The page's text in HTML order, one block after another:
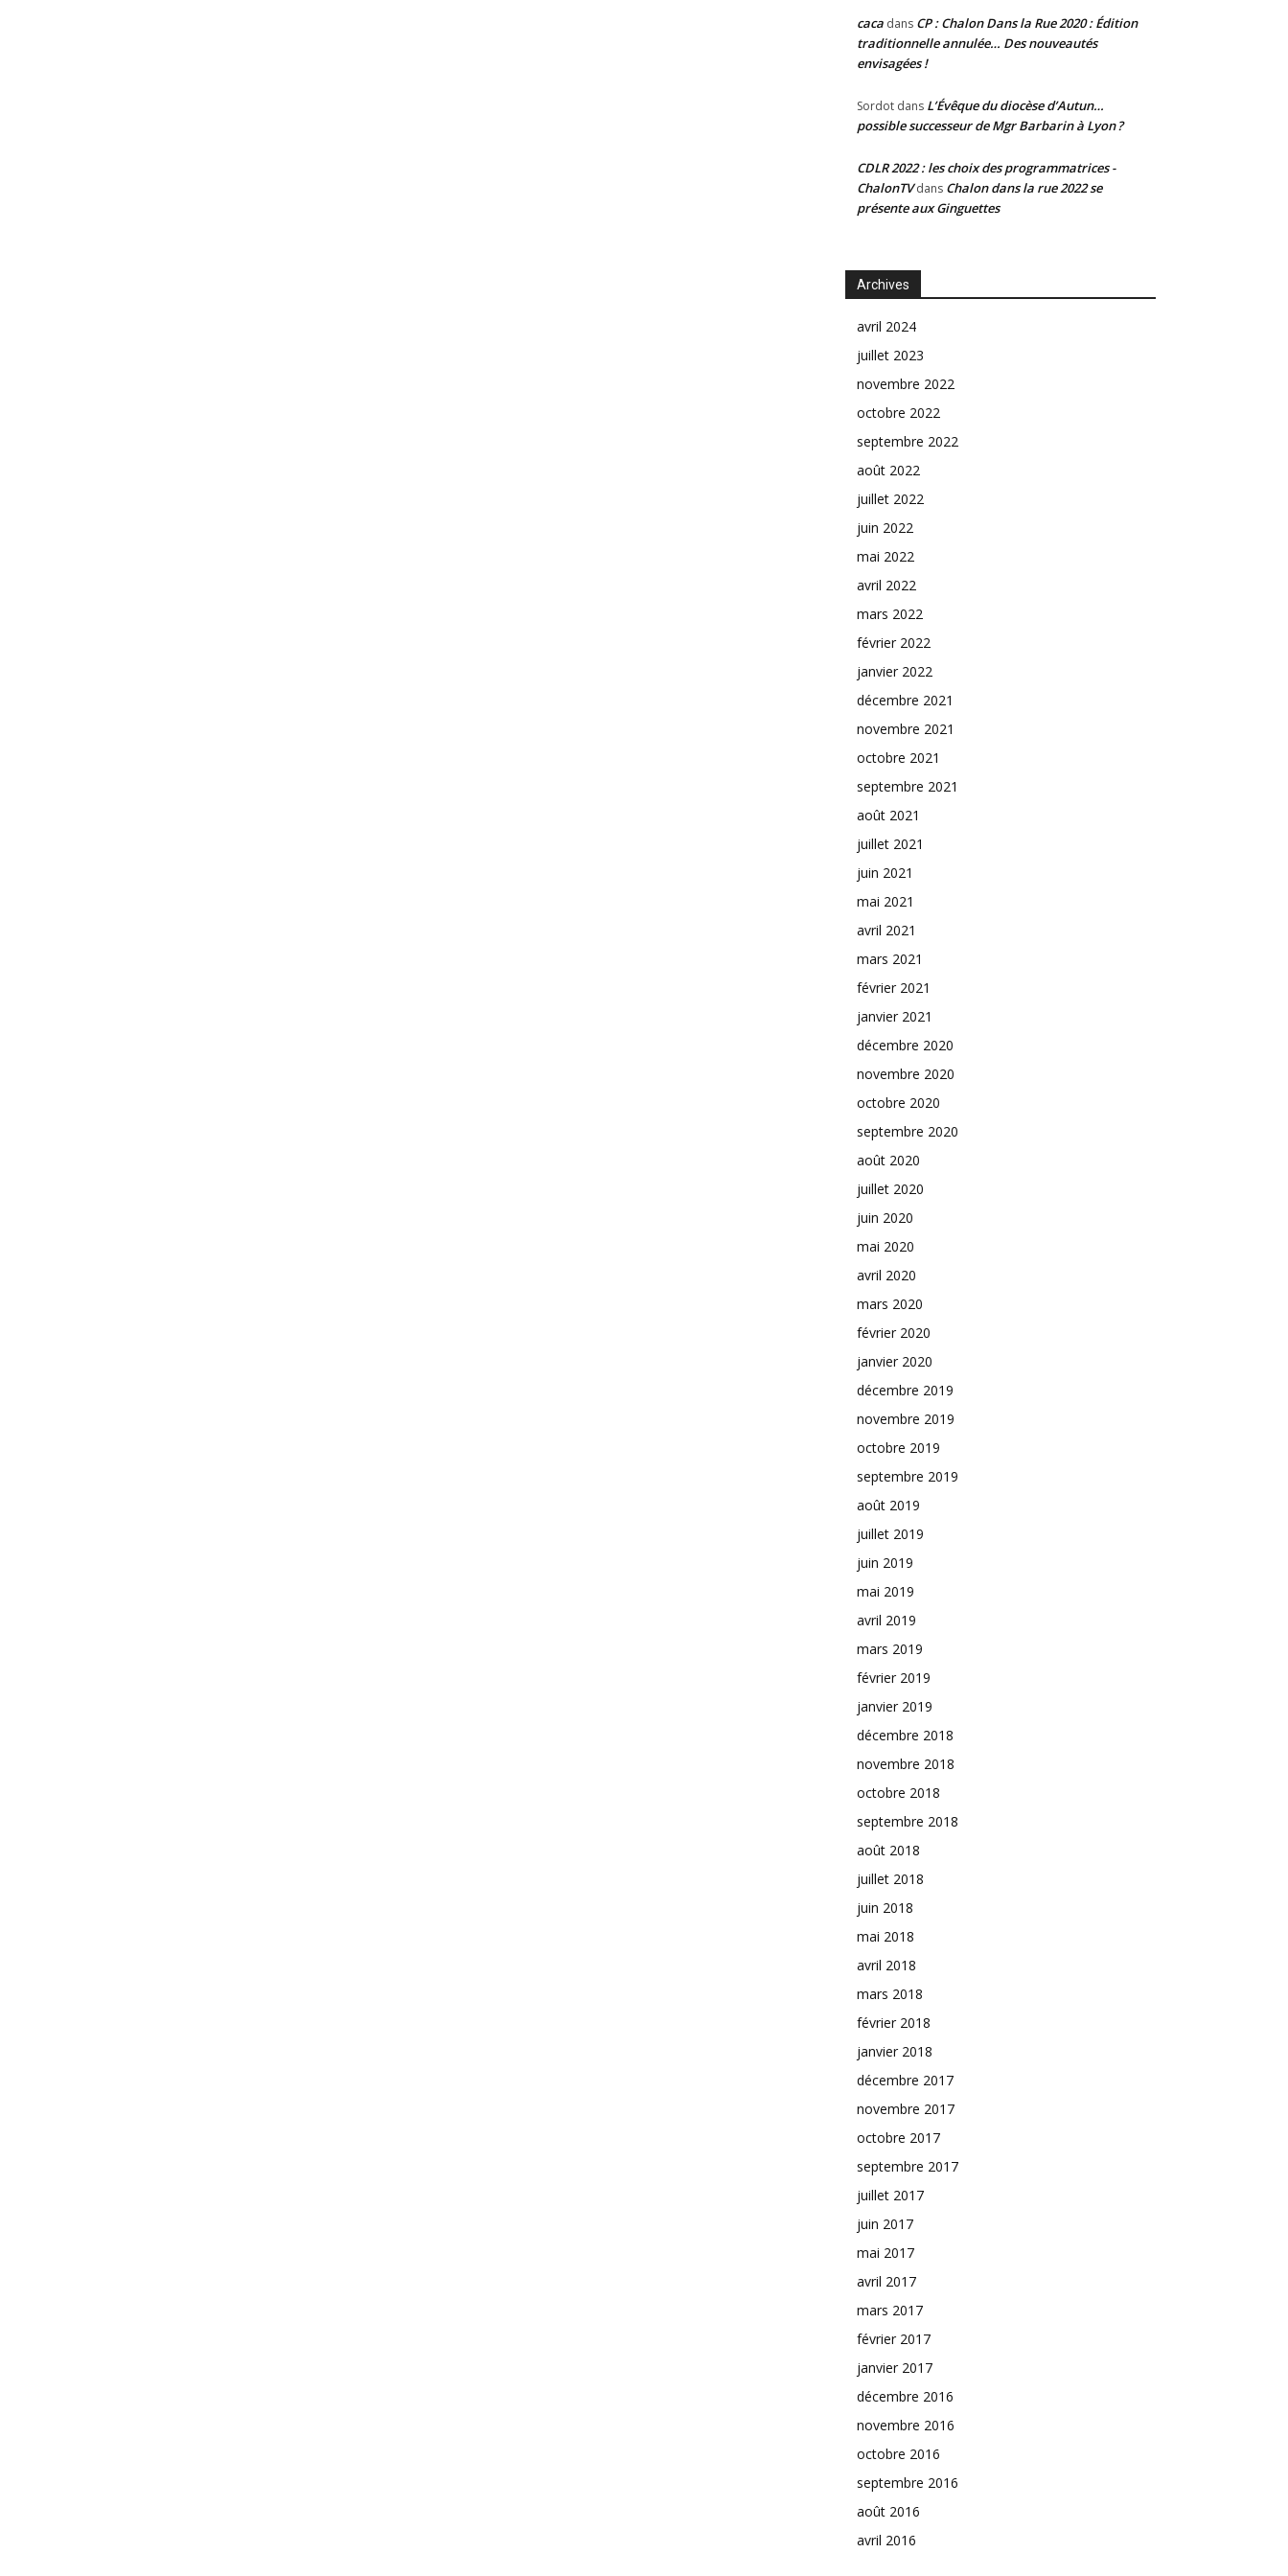
caca dans CP : Chalon Dans la Rue 2020 : Édition
traditionnelle annulée… Des nouveautés
envisagées !
Sordot dans L’Évêque du diocèse d’Autun…
possible successeur de Mgr Barbarin à Lyon ?
CDLR 2022 : les choix des programmatrices -
ChalonTVdans Chalon dans la rue 2022 se
présente aux Ginguettes
Archives
avril 2024
juillet 2023
novembre 2022
octobre 2022
septembre 2022
août 2022
juillet 2022
juin 2022
mai 2022
avril 2022
mars 2022
février 2022
janvier 2022
décembre 2021
novembre 2021
octobre 2021
septembre 2021
août 2021
juillet 2021
juin 2021
mai 2021
avril 2021
mars 2021
février 2021
janvier 2021
décembre 2020
novembre 2020
octobre 2020
septembre 2020
août 2020
juillet 2020
juin 2020
mai 2020
avril 2020
mars 2020
février 2020
janvier 2020
décembre 2019
novembre 2019
octobre 2019
septembre 2019
août 2019
juillet 2019
juin 2019
mai 2019
avril 2019
mars 2019
février 2019
janvier 2019
décembre 2018
novembre 2018
octobre 2018
septembre 2018
août 2018
juillet 2018
juin 2018
mai 2018
avril 2018
mars 2018
février 2018
janvier 2018
décembre 2017
novembre 2017
octobre 2017
septembre 2017
juillet 2017
juin 2017
mai 2017
avril 2017
mars 2017
février 2017
janvier 2017
décembre 2016
novembre 2016
octobre 2016
septembre 2016
août 2016
avril 2016